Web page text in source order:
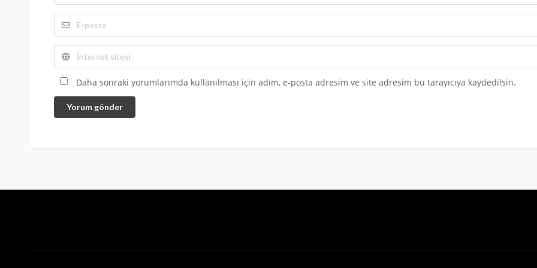
Daha sonraki yorumlarımda kullanılması için adım, e-posta adresim ve site adresim bu tarayıcıya kaydedilsin.
Yorum gönder